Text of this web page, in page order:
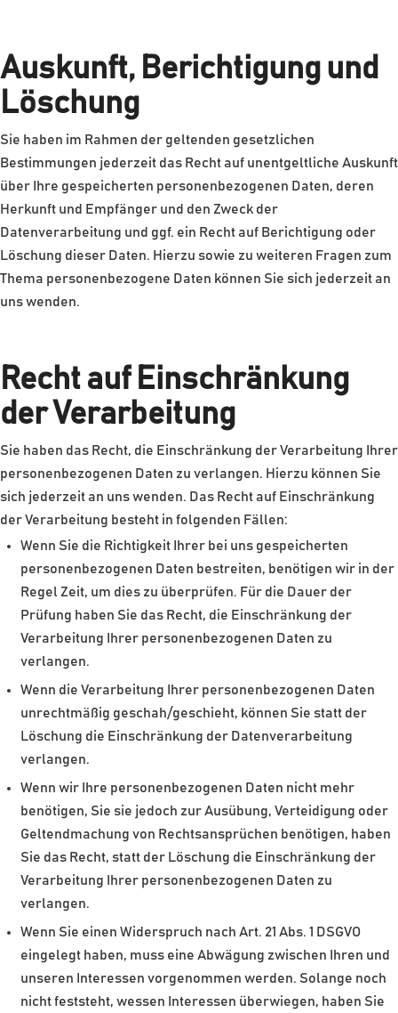
Auskunft, Berichtigung und
Löschung
Sie haben im Rahmen der geltenden gesetzlichen
Bestimmungen jederzeit das Recht auf unentgeltliche Auskunft
über Ihre gespeicherten personenbezogenen Daten, deren
Herkunft und Empfänger und den Zweck der
Datenverarbeitung und ggf. ein Recht auf Berichtigung oder
Löschung dieser Daten. Hierzu sowie zu weiteren Fragen zum
Thema personenbezogene Daten können Sie sich jederzeit an
uns wenden.
Recht auf Einschränkung
der Verarbeitung
Sie haben das Recht, die Einschränkung der Verarbeitung Ihrer
personenbezogenen Daten zu verlangen. Hierzu können Sie
sich jederzeit an uns wenden. Das Recht auf Einschränkung
der Verarbeitung besteht in folgenden Fällen:
Wenn Sie die Richtigkeit Ihrer bei uns gespeicherten
personenbezogenen Daten bestreiten, benötigen wir in der
Regel Zeit, um dies zu überprüfen. Für die Dauer der
Prüfung haben Sie das Recht, die Einschränkung der
Verarbeitung Ihrer personenbezogenen Daten zu
verlangen.
Wenn die Verarbeitung Ihrer personenbezogenen Daten
unrechtmäßig geschah/geschieht, können Sie statt der
Löschung die Einschränkung der Datenverarbeitung
verlangen.
Wenn wir Ihre personenbezogenen Daten nicht mehr
benötigen, Sie sie jedoch zur Ausübung, Verteidigung oder
Geltendmachung von Rechtsansprüchen benötigen, haben
Sie das Recht, statt der Löschung die Einschränkung der
Verarbeitung Ihrer personenbezogenen Daten zu
verlangen.
Wenn Sie einen Widerspruch nach Art. 21 Abs. 1 DSGVO
eingelegt haben, muss eine Abwägung zwischen Ihren und
unseren Interessen vorgenommen werden. Solange noch
nicht feststeht, wessen Interessen überwiegen, haben Sie